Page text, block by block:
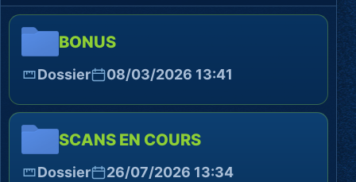
BONUS
Dossier 08/03/2026 13:41
SCANS EN COURS
Dossier 26/07/2026 13:34